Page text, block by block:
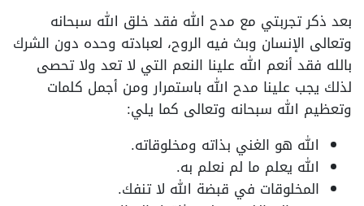
بعد ذكر تجربتي مع مدح الله فقد خلق الله سبحانه
وتعالى الإنسان وبث فيه الروح، لعبادته وحده دون الشرك
بالله فقد أنعم الله علينا النعم التي لا تعد ولا تحصى
لذلك يجب علينا مدح الله باستمرار ومن أجمل كلمات
وتعظيم الله سبحانه وتعالى كما يلي:
الله هو الغني بذاته ومخلوقاته.
الله يعلم ما لم نعلم به.
المخلوقات في قبضة الله لا تنفك.